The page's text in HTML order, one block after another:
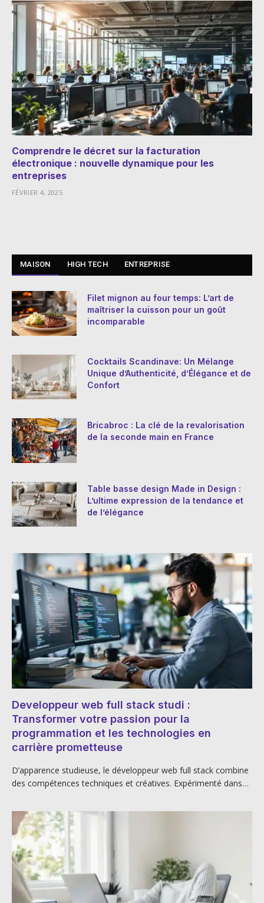
Comprendre le décret sur la facturation
électronique : nouvelle dynamique pour les
entreprises
FÉVRIER 4, 2025
MAISON HIGH TECH ENTREPRISE
Filet mignon au four temps: L’art de
maîtriser la cuisson pour un goût
incomparable
Cocktails Scandinave: Un Mélange
Unique d’Authenticité, d’Élégance et de
Confort
Bricabroc : La clé de la revalorisation
de la seconde main en France
Table basse design Made in Design :
L’ultime expression de la tendance et
de l’élégance
Developpeur web full stack studi :
Transformer votre passion pour la
programmation et les technologies en
carrière prometteuse
D’apparence studieuse, le développeur web full stack combine
des compétences techniques et créatives. Expérimenté dans…